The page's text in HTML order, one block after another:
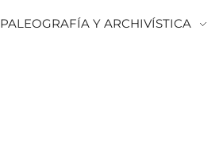
PALEOGRAFÍA Y ARCHIVÍSTICA